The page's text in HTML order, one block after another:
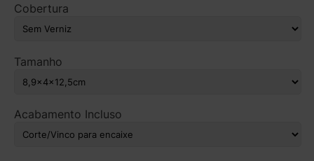
Cobertura
Tamanho
Acabamento Incluso